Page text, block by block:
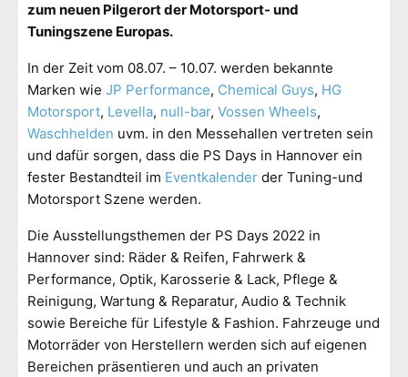
zum neuen Pilgerort der Motorsport- und
Tuningszene Europas.
In der Zeit vom 08.07. – 10.07. werden bekannte
Marken wie JP Performance, Chemical Guys, HG
Motorsport, Levella, null-bar, Vossen Wheels,
Waschhelden uvm. in den Messehallen vertreten sein
und dafür sorgen, dass die PS Days in Hannover ein
fester Bestandteil im Eventkalender der Tuning-und
Motorsport Szene werden.
Die Ausstellungsthemen der PS Days 2022 in
Hannover sind: Räder & Reifen, Fahrwerk &
Performance, Optik, Karosserie & Lack, Pflege &
Reinigung, Wartung & Reparatur, Audio & Technik
sowie Bereiche für Lifestyle & Fashion. Fahrzeuge und
Motorräder von Herstellern werden sich auf eigenen
Bereichen präsentieren und auch an privaten